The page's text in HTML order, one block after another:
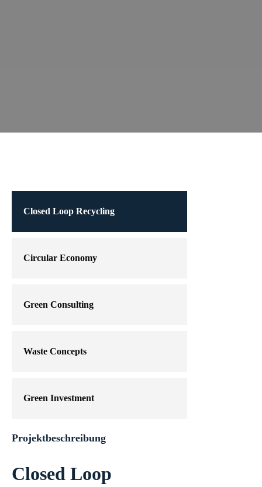
Closed Loop Recycling
Circular Economy
Green Consulting
Waste Concepts
Green Investment
Projektbeschreibung
Closed Loop